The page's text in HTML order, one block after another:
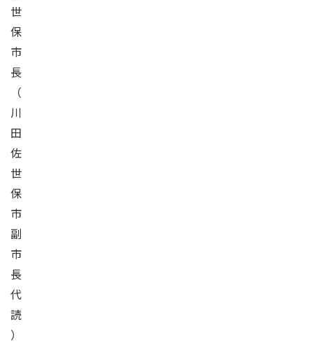
世
保
市
長
（
川
田
佐
世
保
市
副
市
長
代
読
）